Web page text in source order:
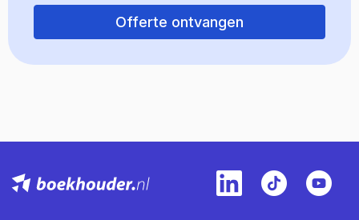
Offerte ontvangen